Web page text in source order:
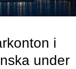
i
under